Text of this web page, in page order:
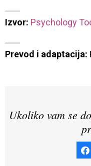
Izvor: Psychology
Prevod i adaptacija:
Ukoliko vam se